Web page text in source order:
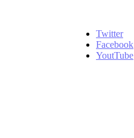
Twitter
Facebook
YoutTube